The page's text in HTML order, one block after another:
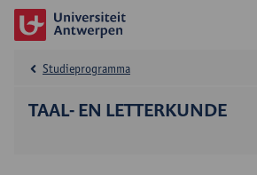
TAAL- EN LETTERKUNDE
Studieprogramma